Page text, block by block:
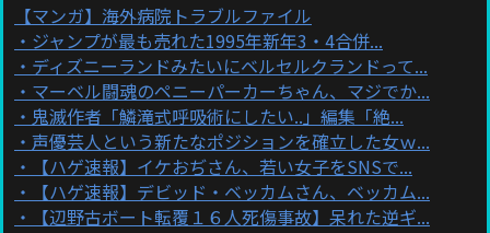
【マンガ】海外病院トラブルファイル
ジャンプが最も売れた1995年新年3・4合併...
ディズニーランドみたいにベルセルクランドって...
マーベル闘魂のペニーパーカーちゃん、マジでか...
鬼滅作者「鱗滝式呼吸術にしたい..」編集「絶...
声優芸人という新たなポジションを確立した女ｗ...
【ハゲ速報】イケおぢさん、若い女子をSNSで...
【ハゲ速報】デビッド・ベッカムさん、ベッカム...
【辺野古ボート転覆１６人死傷事故】呆れた逆ギ...